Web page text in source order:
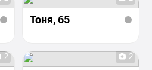
Тоня, 65
2 2